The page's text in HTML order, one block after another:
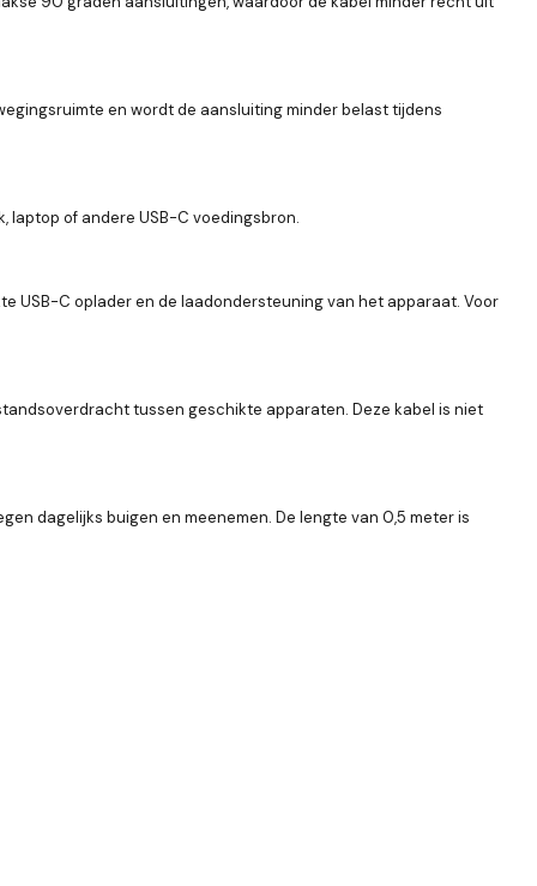
en wordt de aansluiting minder belast tijdens
laptop of andere USB-C voedingsbron.
USB-C oplader en de laadondersteuning van het apparaat. Voor
tussen geschikte apparaten. Deze kabel is niet
dagelijks buigen en meenemen. De lengte van 0,5 meter is